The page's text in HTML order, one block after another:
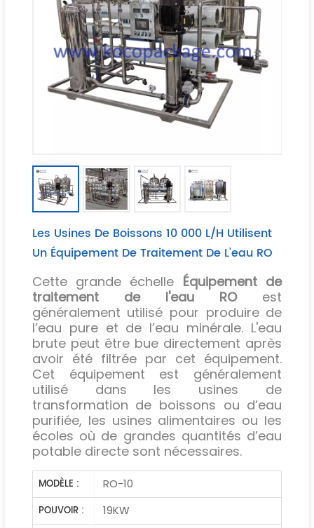
Les Usines De Boissons 10 000 L/H Utilisent
Un Équipement De Traitement De L'eau RO
Cette grande échelle Équipement de
traitement de l'eau ROest
généralement utilisé pour produire de
l’eau pure et de l’eau minérale. L'eau
brute peut être bue directement après
avoir été filtrée par cet équipement.
Cet équipement est généralement
utilisé dans les usines de
transformation de boissons ou d’eau
purifiée, les usines alimentaires ou les
écoles où de grandes quantités d’eau
potable directe sont nécessaires.
MODÈLE :
RO-10
POUVOIR :
19KW